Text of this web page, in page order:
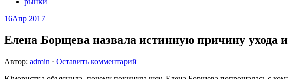
16Апр 2017
Елена Борщева назвала истинную причину ухода
Автор: admin ⋅ Оставить комментарий